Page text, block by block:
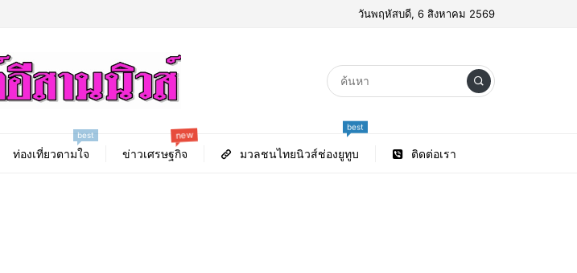
วันพฤหัสบดี, 6 สิงหาคม 2569
ท่องเที่ยวตามใจ
best
ข่าวเศรษฐกิจ
new
มวลชนไทยนิวส์ช่องยูทูบ
best
ติดต่อเรา